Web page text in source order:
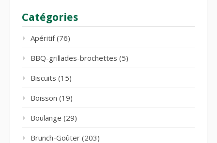
Catégories
Apéritif(76)
BBQ-grillades-brochettes (5)
Biscuits (15)
Boisson (19)
Boulange (29)
Brunch-Goûter (203)